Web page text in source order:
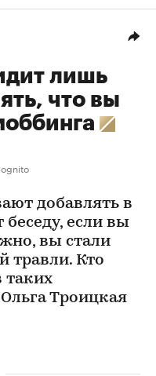
лишь
что вы
добавлять в
если вы
вы стали
травли. Кто
таких
Троицкая